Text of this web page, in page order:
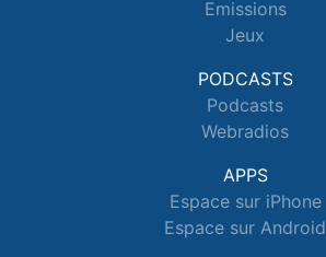
Emissions
Jeux
PODCASTS
Podcasts
Webradios
APPS
Espace sur iPhone
Espace sur Android